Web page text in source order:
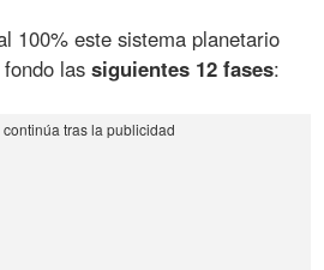
100% este sistema planetario
fondo lassiguientes 12 fases: